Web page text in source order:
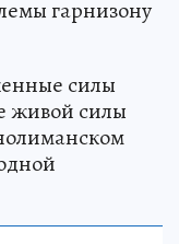
гарнизону
силы
живой силы